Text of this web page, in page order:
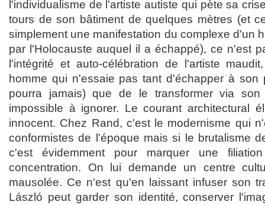
l'individualisme de l'artiste autiste qui pète sa
tours de son bâtiment de quelques mètres (et
simplement une manifestation du complexe d'un
par l'Holocauste auquel il a échappé), ce n'est
l'intégrité et auto-célébration de l'artiste
homme qui n'essaie pas tant d'échapper à
pourra jamais) que de le transformer via
impossible à ignorer. Le courant architectural
innocent. Chez Rand, c'est le modernisme qui
conformistes de l'époque mais si le brutalisme
c'est évidemment pour marquer une
concentration. On lui demande un centre
mausolée. Ce n'est qu'en laissant infuser son
László peut garder son identité, conserver